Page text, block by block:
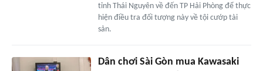
tỉnh Thái Nguyên về đến TP Hải Phòng để thực
hiện điều tra đối tượng này về tội cướp tài
sản.
Dân chơi Sài Gòn mua Kawasaki